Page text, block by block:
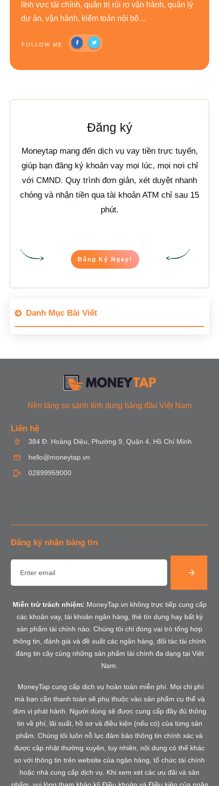
lĩnh vực tài chính, quản trị rủi ro vận hành, quản lý
dự án, vận hành, kiểm toán nội bộ…
FOLLOW ME
Đăng ký
Moneytap mang đến dịch vụ vay tiền trực tuyến,
giúp bạn đăng ký khoản vay mọi lúc, mọi nơi chỉ
với CMND. Quy trình đơn giản, xét duyệt nhanh
chóng và nhận tiền qua tài khoản ATM chỉ sau 15
phút.
Đăng Ký Ngay!
Danh Mục Bài Viết
Nền tảng so sánh tính dụng hàng đầu Việt Nam
Liên hệ
384 Đ. Hoàng Diệu, Phường 9, Quận 4, Hồ Chí Minh
hello@moneytap.vn
02899959000
Đăng ký nhận bảng tin
Miễn trừ trách nhiệm: MoneyTap.vn không trực tiếp cung cấp
các khoản vay, tài khoản ngân hàng, thẻ tín dụng hay bất kỳ
sản phẩm tài chính nào. Chúng tôi chỉ đóng vai trò tổng hợp
thông tin, đánh giá và đề xuất các ngân hàng, đối tác tài chính
đáng tin cậy cùng những sản phẩm tài chính đa dạng tại Việt
Nam.
MoneyTap cung cấp dịch vụ hoàn toàn miễn phí. Mọi chi phí
mà bạn cần thanh toán sẽ phụ thuộc vào sản phẩm cụ thể và
đơn vị phát hành. Người dùng sẽ được cung cấp đầy đủ thông
tin về phí, lãi suất, hồ sơ và điều kiện (nếu có) của từng sản
phẩm. Chúng tôi luôn nỗ lực đảm bảo thông tin chính xác và
được cập nhật thường xuyên, tuy nhiên, nội dung có thể khác
so với thông tin trên website của ngân hàng, tổ chức tài chính
hoặc nhà cung cấp dịch vụ. Khi xem xét các ưu đãi và sản